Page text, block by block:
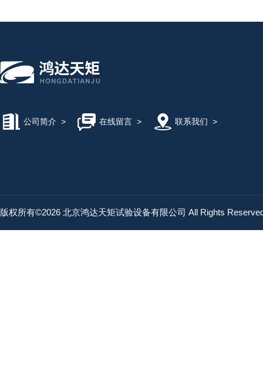
公司简介 > 在线留言> 联系我们 >
版权所有©2026 北京鸿达天矩试验设备有限公司 All Rights